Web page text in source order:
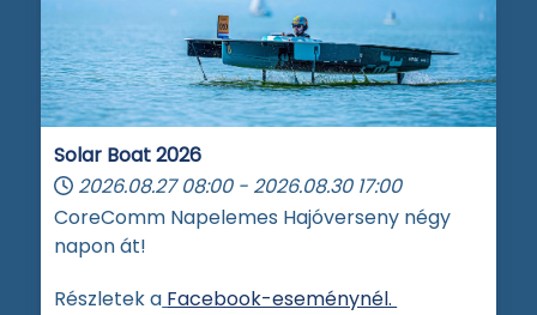
Solar Boat 2026
2026.08.27 08:00 - 2026.08.30 17:00
CoreComm Napelemes Hajóverseny négy
napon át!
Részletek a Facebook-eseménynél.